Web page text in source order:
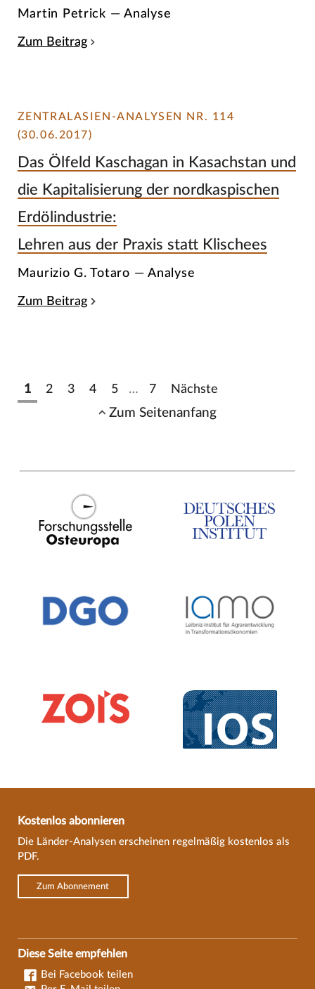
Martin Petrick — Analyse
Zum Beitrag
ZENTRALASIEN-ANALYSEN NR. 114
(30.06.2017)
Das Ölfeld Kaschagan in Kasachstan und
die Kapitalisierung der nordkaspischen
Erdölindustrie:
Lehren aus der Praxis statt Klischees
Maurizio G. Totaro — Analyse
Zum Beitrag
1 2 3 4 5 … 7 Nächste
Zum Seitenanfang
Kostenlos abonnieren
Die Länder-Analysen erscheinen regelmäßig kostenlos als
PDF.
Zum Abonnement
Diese Seite empfehlen
Bei Facebook teilen